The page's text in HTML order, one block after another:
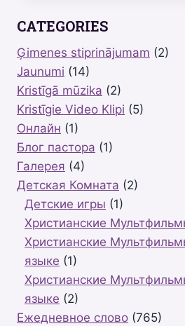
ПАСТОР
АДЖИБОЙЕ
CATEGORIES
Ģimenes stiprinājumam (2)
Jaunumi (14)
Kristīgā mūzika (2)
Kristīgie Video Klipi (5)
Oнлайн (1)
Блог пастора (1)
Галерея (4)
Детская Комната (2)
Детские игры (1)
Христианские
Христианские
языке (1)
Христианские
языке (2)
Ежедневное слово (765)